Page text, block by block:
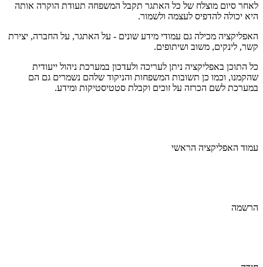
לאחר סיום מוצלח של כל האתגר תקבל המשפחה תעודת הוקרה אותה
היא יכולה להדפיס לעצמה ולשמור.
האפליקציה מכילה גם עמודי מידע שונים - על האתגר, על החברה, יצירת
קשר, לינקים, משוב ושיתופים.
כל התוכן באפליקציה ניתן לעריכה ולעדכון במערכת ניהול ייעודית
שהקמנו, וכמו כן תשובות המשפחות והניקוד שלהם נשמרים גם הם
במערכת לשם הכרזה על זוכים וקבלת סטטיסטיקות ומידע.
עמוד האפליקציה הראשי
הרשמה